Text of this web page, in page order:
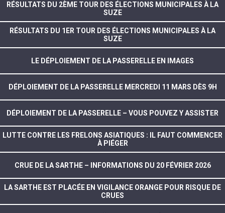
RÉSULTATS DU 2ÈME TOUR DES ÉLECTIONS MUNICIPALES À LA
SUZE
RÉSULTATS DU 1ER TOUR DES ÉLECTIONS MUNICIPALES À LA
SUZE
LE DÉPLOIEMENT DE LA PASSERELLE EN IMAGES
DÉPLOIEMENT DE LA PASSERELLE MERCREDI 11 MARS DÈS 9H
DÉPLOIEMENT DE LA PASSERELLE – VOUS POUVEZ Y ASSISTER
LUTTE CONTRE LES FRELONS ASIATIQUES : IL FAUT COMMENCER
À PIÉGER
CRUE DE LA SARTHE – INFORMATIONS DU 20 FÉVRIER 2026
LA SARTHE EST PLACÉE EN VIGILANCE ORANGE POUR RISQUE DE
CRUES